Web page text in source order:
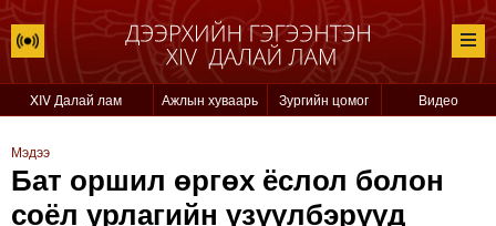
XIV Далай лам Ажлын хуваарь Зургийн цомог Видео
Мэдээ
Бат оршил өргөх ёслол болон
соёл урлагийн үзүүлбэрүүд